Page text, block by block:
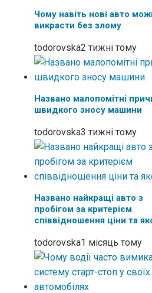
Чому навіть нові авто
викрасти без злому
todorovska2 тижні тому
Названо малопомітні
швидкого зносу машини
todorovska3 тижні тому
Названо найкращі авто з
пробігом за критерієм
співвідношення ціни та
todorovska1 місяць тому